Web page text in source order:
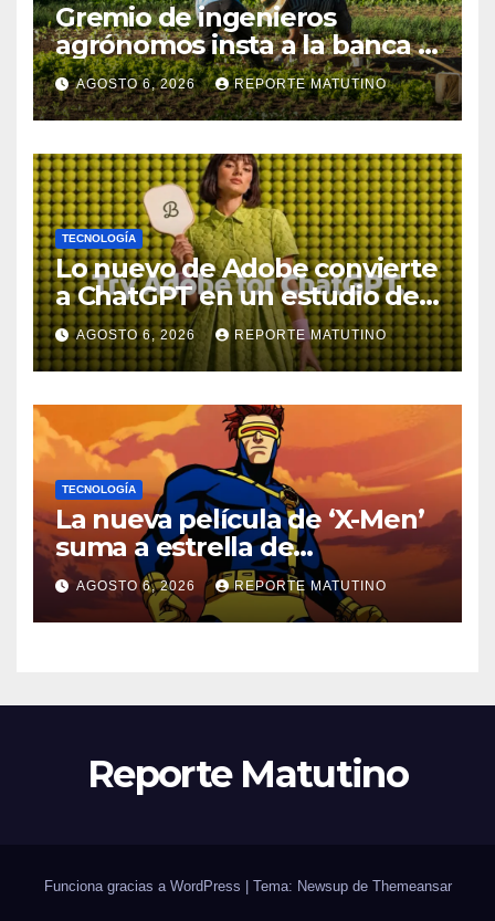
Gremio de ingenieros
agrónomos insta a la banca a
financiar la agricultura
familiar
AGOSTO 6, 2026 REPORTE MATUTINO
TECNOLOGÍA
Lo nuevo de Adobe convierte
a ChatGPT en un estudio de
diseño con Photoshop,
Premiere y otras aplicaciones
creativas
AGOSTO 6, 2026 REPORTE MATUTINO
TECNOLOGÍA
La nueva película de ‘X-Men’
suma a estrella de
‘Heartstopper’ como Cíclope
AGOSTO 6, 2026 REPORTE MATUTINO
Reporte Matutino
Funciona gracias a WordPress Tema: Newsup de Themeansar